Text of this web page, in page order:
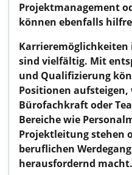
Projektmanagement
können ebenfalls
sind vielfältig. Mit
und Qualifizierung
Positionen aufsteigen,
Bürofachkraft oder
Bereiche wie
Projektleitung stehen
beruflichen
herausfordernd macht.